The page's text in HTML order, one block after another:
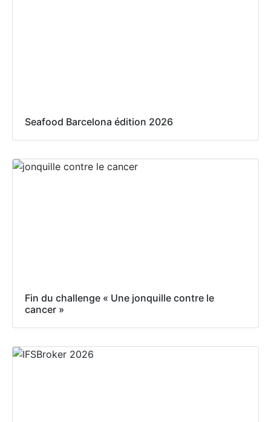
Seafood Barcelona édition 2026
Fin du challenge « Une jonquille contre le
cancer »